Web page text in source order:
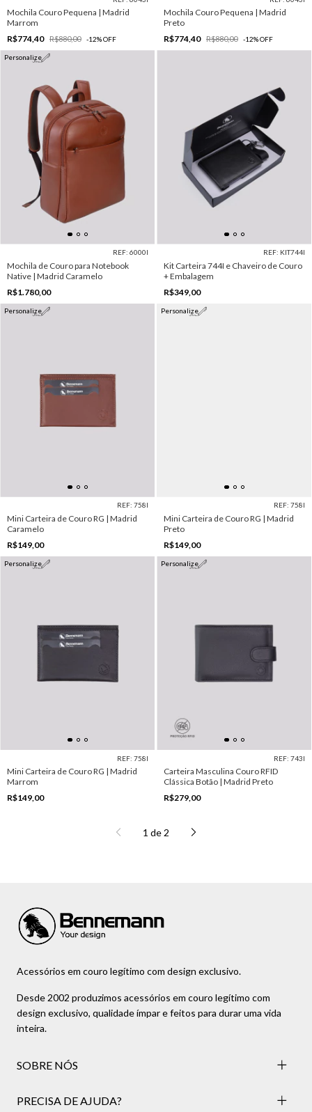
Mochila Couro Pequena | Madrid
Marrom
R$774,40
R$880,00 -12%OFF
Mochila Couro Pequena | Madrid
Preto
R$774,40
R$880,00 -12%OFF
Personalize
REF: 6000I
Mochila de Couro para Notebook
Native | Madrid Caramelo
R$1.780,00
REF: KIT744I
Kit Carteira 744I e Chaveiro de Couro
+ Embalagem
R$349,00
Personalize
REF: 758I
Mini Carteira de Couro RG | Madrid
Caramelo
R$149,00
Personalize
REF: 758I
Mini Carteira de Couro RG | Madrid
Preto
R$149,00
Personalize
REF: 758I
Mini Carteira de Couro RG | Madrid
Marrom
R$149,00
Personalize
REF: 743I
Carteira Masculina Couro RFID
Clássica Botão | Madrid Preto
R$279,00
1 de 2
Acessórios em couro legítimo com design exclusivo.
Desde 2002 produzimos acessórios em couro legítimo com
design exclusivo, qualidade ímpar e feitos para durar uma vida
inteira.
SOBRE NÓS
PRECISA DE AJUDA?